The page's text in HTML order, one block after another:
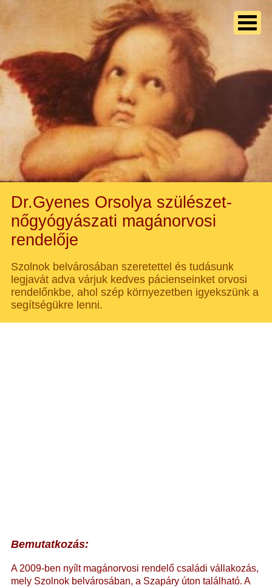
Dr.Gyenes Orsolya szülészet-
nőgyógyászati magánorvosi
rendelője
Szolnok belvárosában szeretettel és tudásunk
legjavát adva várjuk kedves pácienseinket orvosi
rendelőnkbe, ahol szép környezetben igyekszünk a
segítségükre lenni.
Bemutatkozás:
A 2009-ben nyílt magánorvosi rendelő családi vállakozás,
mely Szolnok belvárosában, a Szapáry úton található. A